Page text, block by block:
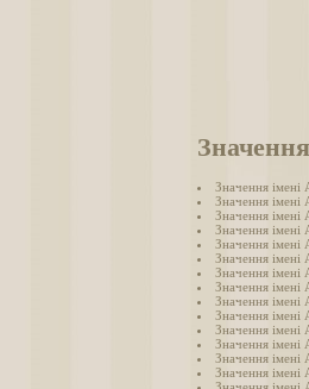
Значення імені
Значення імені
Значення імені
Значення імені
Значення імені
Значення імені
Значення імені
Значення імені
Значення імені
Значення імені
Значення імені
Значення імені
Значення імені
Значення імені